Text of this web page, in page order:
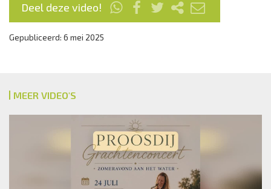
Deel deze video!
Gepubliceerd: 6 mei 2025
MEER VIDEO'S